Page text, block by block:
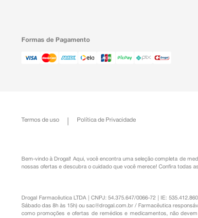
cheia).
respiratória (diminuição da respiração por causa
Informe ao seu médico, cirurgião-dentista ou
Formas de Pagamento
Termos de uso Política de Privacidade
Bem-vindo à Drogal! Aqui, você encontra uma seleção completa de
nossas ofertas e descubra o cuidado que você merece! Confira todas
Drogal Farmacêutica LTDA | CNPJ: 54.375.647/0066-72 | IE:
Sábado das 8h às 15h) ousac@drogal.com.br / Farmacêutica
como promoções e ofertas de remédios e medicamentos, não